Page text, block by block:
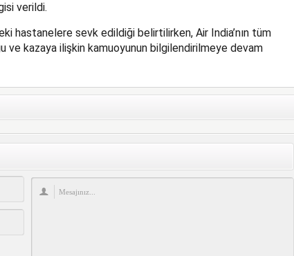
verildi.
hastanelere sevk edildiği belirtilirken, Air India’nın tüm
ve kazaya ilişkin kamuoyunun bilgilendirilmeye devam